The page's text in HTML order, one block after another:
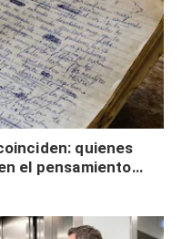
quienes
el pensamiento